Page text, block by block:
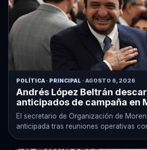
POLÍTICA · PRINCIPAL · AGOSTO 6, 2026
Andrés López Beltrán
anticipados de campaña en
El secretario de Organización de
anticipada tras reuniones operativas
partido.